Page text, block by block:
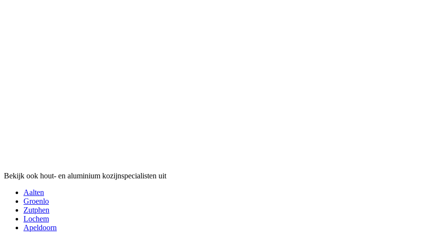
Bekijk ook hout- en aluminium kozijnspecialisten uit
Aalten
Groenlo
Zutphen
Lochem
Apeldoorn